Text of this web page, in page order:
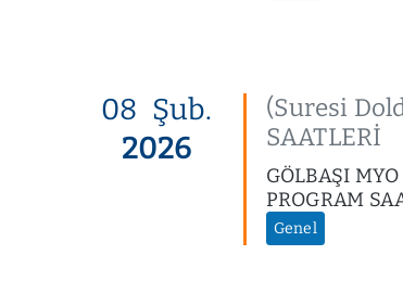
08 Şub.
2026
(Suresi
SAATLERİ
GÖLBAŞI
PROGRAM
Genel